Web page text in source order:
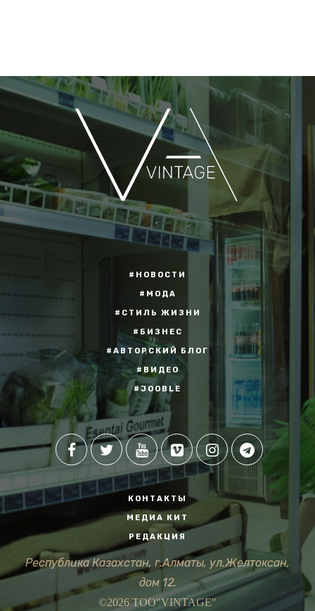
#НОВОСТИ
#МОДА
#СТИЛЬ ЖИЗНИ
#БИЗНЕС
#АВТОРСКИЙ БЛОГ
#ВИДЕО
#JOOBLE
КОНТАКТЫ
МЕДИА КИТ
РЕДАКЦИЯ
Республика Казахстан, г.Алматы, ул.Желтоксан,
дом 12.
©2026 ТОО"VINTAGE"